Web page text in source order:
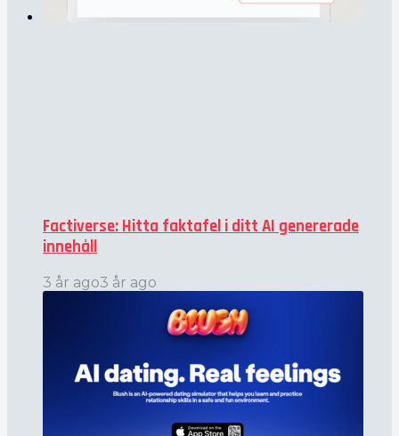
Factiverse: Hitta faktafel i ditt AI genererade
innehåll
3 år ago3 år ago